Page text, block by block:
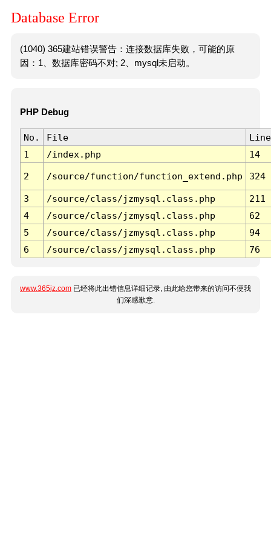
Database Error
(1040) 365建站错误警告：连接数据库失败，可能的原
因：1、数据库密码不对; 2、mysql未启动。
PHP Debug
No. File
Line
1
/index.php 14
2 /source/function/function_extend.php 324
3 /source/class/jzmysql.class.php
211
4
/source/class/jzmysql.class.php
62
5
/source/class/jzmysql.class.php
94
6
/source/class/jzmysql.class.php 76
www.365jz.com 已经将此出错信息详细记录, 由此给您带来的访问不便我
们深感歉意.